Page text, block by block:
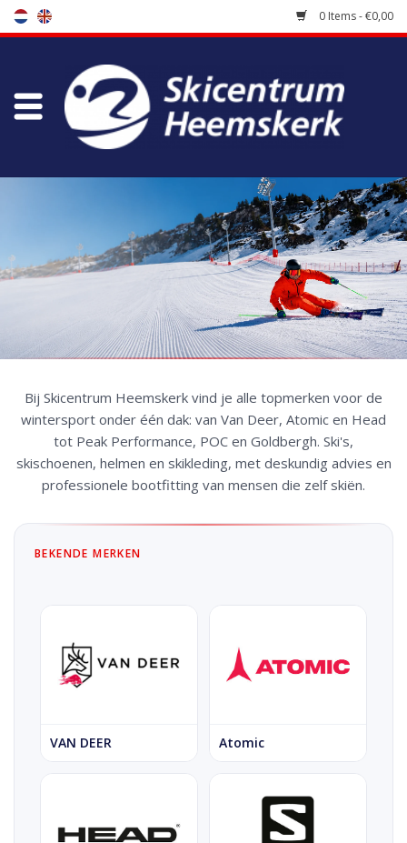
0 Items - €0,00
Store
Maintenance
koopgidsen
Log in Skinext
Skimerken
Bij Skicentrum Heemskerk vind je alle topmerken voor de
wintersport onder één dak: van Van Deer, Atomic en Head
tot Peak Performance, POC en Goldbergh. Ski's,
skischoenen, helmen en skikleding, met deskundig advies en
professionele bootfitting van mensen die zelf skiën.
BEKENDE MERKEN
VAN DEER Atomic